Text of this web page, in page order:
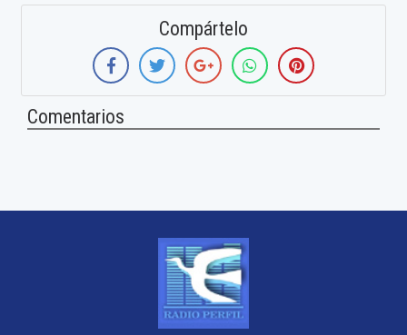
Compártelo
Comentarios